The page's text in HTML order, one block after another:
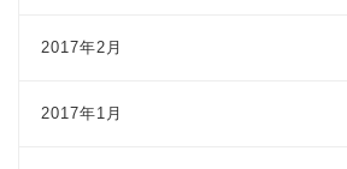
2017年2月
2017年1月